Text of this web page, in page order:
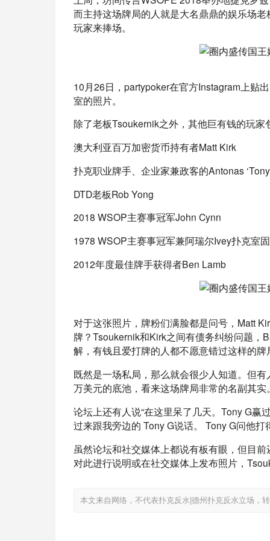
而主持这场牌局的人就是大名鼎鼎的娱乐场
玩家来捧场。
10月26日，partypoker在官方Instagram上贴
室的照片。
除了老板Tsoukernik之外，其他巨有钱的玩家
澳大利亚百万加密货币持有者Matt Kirk
扑克职业牌手、企业家兼政客的Antonas
DTD老板Rob Yong
2018 WSOP主赛事冠军John Cynn
1978 WSOP主赛事冠军兼阿瑞尔Ivey扑克室
2012年度最佳牌手获得者Ben Lamb
对于这张照片，牌粉们满脸都是问号，Matt
牌？Tsoukernik和Kirk之间有债务纠纷问题，
解，有钱且爱打牌的人都不愿意错过这样的牌
既然是一场私局，那么就会很少人知道。但
万美元的底池，看来这场牌局非常的名副其实
论坛上还有人说“在这里呆了几天。Tony G
过来跟我旁边的 Tony G说话。 Tony G问他
虽然论坛和社交媒体上都说有板有眼，但目
对此进行说明或在社交媒体上发布照片，
本文来自网络，不代表扑克反水|德州扑克反水立场，